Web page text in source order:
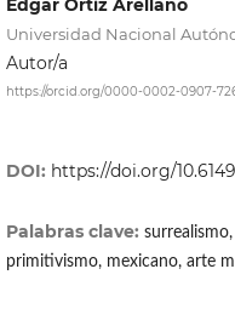
Edgar Ortiz Arellano
Universidad Nacional
Autor/a
https://orcid.org/0000-0002-0907-
DOI: https://doi.org/
Palabras clave:
primitivismo, mexicano, arte